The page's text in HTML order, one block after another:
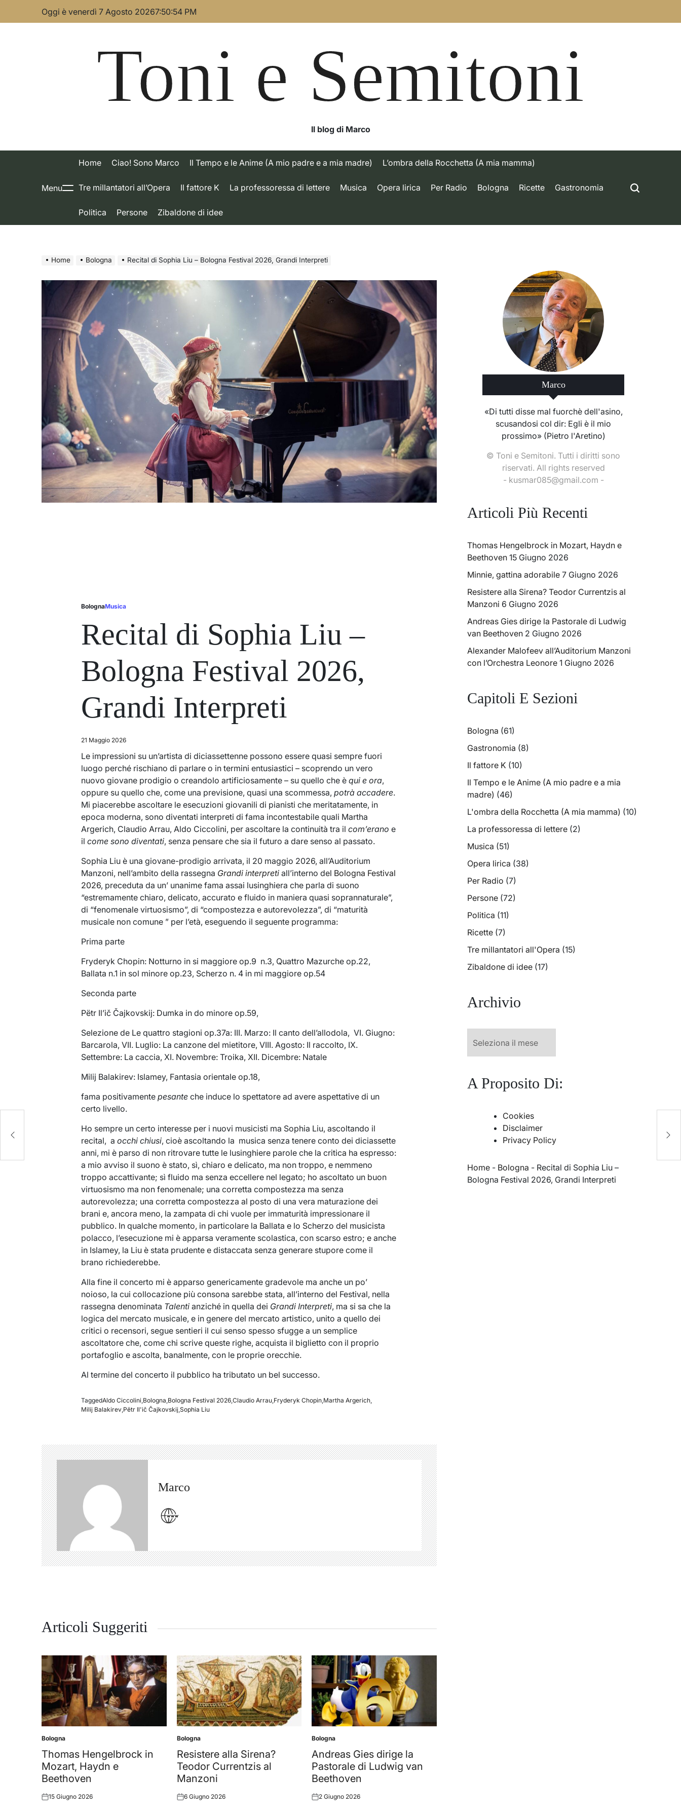
Oggi è venerdì 7 Agosto 20267:50:55 PM
Toni e Semitoni
Il blog di Marco
Menu
Home Ciao! Sono Marco Il Tempo e le Anime (A mio padre e a mia madre) L’ombra della Rocchetta (A mia mamma)
Tre millantatori all’Opera Il fattore K La professoressa di lettere Musica Opera lirica Per Radio Bologna Ricette Gastronomia
Politica Persone Zibaldone di idee
Home Bologna Recital di Sophia Liu – Bologna Festival 2026, Grandi Interpreti
Posted
BolognaMusica
Recital di Sophia Liu –
Bologna Festival 2026,
Grandi Interpreti
21 Maggio 2026
Le impressioni su un’artista di diciassettenne possono essere quasi sempre fuori
luogo perché rischiano di parlare o in termini entusiastici – scoprendo un vero
nuovo giovane prodigio o creandolo artificiosamente – su quello che èqui e ora,
oppure su quello che, come una previsione, quasi una scommessa,potrà accadere.
Mi piacerebbe ascoltare le esecuzioni giovanili di pianisti che meritatamente, in
epoca moderna, sono diventati interpreti di fama incontestabile quali Martha
Argerich, Claudio Arrau, Aldo Ciccolini, per ascoltare la continuità tra ilcom’erano e
ilcome sono diventati, senza pensare che sia il futuro a dare senso al passato.
Sophia Liu è una giovane-prodigio arrivata, il 20 maggio 2026, all’Auditorium
Manzoni, nell’ambito della rassegna Grandi interpreti all’interno del Bologna Festival
2026, preceduta da un’ unanime fama assai lusinghiera che parla di suono
“estremamente chiaro, delicato, accurato e fluido in maniera quasi soprannaturale”,
di “fenomenale virtuosismo”, di “compostezza e autorevolezza”, di “maturità
musicale non comune ” per l’età, eseguendo il seguente programma:
Prima parte
Fryderyk Chopin: Notturno in si maggiore op.9 n.3, Quattro Mazurche op.22,
Ballata n.1 in sol minore op.23, Scherzo n. 4 in mi maggiore op.54
Seconda parte
Pëtr Il’ič Čajkovskij: Dumka in do minore op.59,
Selezione de Le quattro stagioni op.37a: III. Marzo: Il canto dell’allodola, VI. Giugno:
Barcarola, VII. Luglio: La canzone del mietitore, VIII. Agosto: Il raccolto, IX.
Settembre: La caccia, XI. Novembre: Troika, XII. Dicembre: Natale
Milij Balakirev: Islamey, Fantasia orientale op.18,
fama positivamentepesante che induce lo spettatore ad avere aspettative di un
certo livello.
Ho sempre un certo interesse per i nuovi musicisti ma Sophia Liu, ascoltando il
recital, aocchi chiusi, cioè ascoltando la musica senza tenere conto dei diciassette
anni, mi è parso di non ritrovare tutte le lusinghiere parole che la critica ha espresso:
a mio avviso il suono è stato, sì, chiaro e delicato, ma non troppo, e nemmeno
troppo accattivante; sì fluido ma senza eccellere nel legato; ho ascoltato un buon
virtuosismo ma non fenomenale; una corretta compostezza ma senza
autorevolezza; una corretta compostezza al posto di una vera maturazione dei
brani e, ancora meno, la zampata di chi vuole per immaturità impressionare il
pubblico. In qualche momento, in particolare la Ballata e lo Scherzo del musicista
polacco, l’esecuzione mi è apparsa veramente scolastica, con scarso estro; e anche
in Islamey, la Liu è stata prudente e distaccata senza generare stupore come il
brano richiederebbe.
Alla fine il concerto mi è apparso genericamente gradevole ma anche un po’
noioso, la cui collocazione più consona sarebbe stata, all’interno del Festival, nella
rassegna denominata Talenti anziché in quella dei Grandi Interpreti, ma si sa che la
logica del mercato musicale, e in genere del mercato artistico, unito a quello dei
critici o recensori, segue sentieri il cui senso spesso sfugge a un semplice
ascoltatore che, come chi scrive queste righe, acquista il biglietto con il proprio
portafoglio e ascolta, banalmente, con le proprie orecchie.
Al termine del concerto il pubblico ha tributato un bel successo.
TaggedAldo Ciccolini,Bologna,Bologna Festival 2026,Claudio Arrau,Fryderyk Chopin,Martha Argerich,
Milij Balakirev,Pëtr Il'ič Čajkovskij,Sophia Liu
Marco
Articoli Suggeriti
Posted
in
Bologna
Thomas Hengelbrock in
Mozart, Haydn e
Beethoven
Posted
15 Giugno 2026
Posted
in
Bologna
Resistere alla Sirena?
Teodor Currentzis al
Manzoni
Posted
6 Giugno 2026
Posted
in
Bologna
Andreas Gies dirige la
Pastorale di Ludwig van
Beethoven
Posted
2 Giugno 2026
Marco
«Di tutti disse mal fuorchè dell'asino,
scusandosi col dir: Egli è il mio
prossimo» (Pietro l'Aretino)
© Toni e Semitoni. Tutti i diritti sono
riservati. All rights reserved
- kusmar085@gmail.com -
Articoli Più Recenti
Thomas Hengelbrock in Mozart, Haydn e
Beethoven 15 Giugno 2026
Minnie, gattina adorabile 7 Giugno 2026
Resistere alla Sirena? Teodor Currentzis al
Manzoni 6 Giugno 2026
Andreas Gies dirige la Pastorale di Ludwig
van Beethoven 2 Giugno 2026
Alexander Malofeev all’Auditorium Manzoni
con l’Orchestra Leonore 1 Giugno 2026
Capitoli E Sezioni
Bologna (61)
Gastronomia (8)
Il fattore K (10)
Il Tempo e le Anime (A mio padre e a mia
madre) (46)
L'ombra della Rocchetta (A mia mamma) (10)
La professoressa di lettere (2)
Musica (51)
Opera lirica (38)
Per Radio (7)
Persone (72)
Politica (11)
Ricette (7)
Tre millantatori all'Opera (15)
Zibaldone di idee (17)
Archivio
A Proposito Di:
Cookies
Disclaimer
Privacy Policy
Home - Bologna - Recital di Sophia Liu –
Bologna Festival 2026, Grandi Interpreti